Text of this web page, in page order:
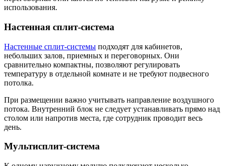
использования.
Настенная сплит-система
Настенные сплит-системы подходят для кабинетов,
небольших залов, приемных и переговорных. Они
сравнительно компактны, позволяют регулировать
температуру в отдельной комнате и не требуют подвесного
потолка.
При размещении важно учитывать направление воздушного
потока. Внутренний блок не следует устанавливать прямо над
столом или напротив места, где сотрудник проводит весь
день.
Мультисплит-система